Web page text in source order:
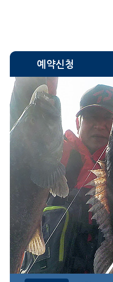
예약신청